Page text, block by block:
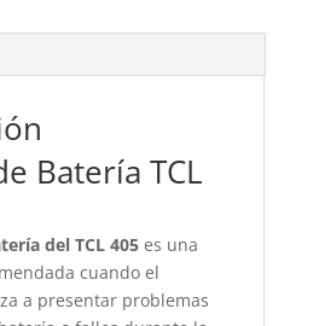
Batería TCL
del TCL 405es una
cuando el
a presentar problemas